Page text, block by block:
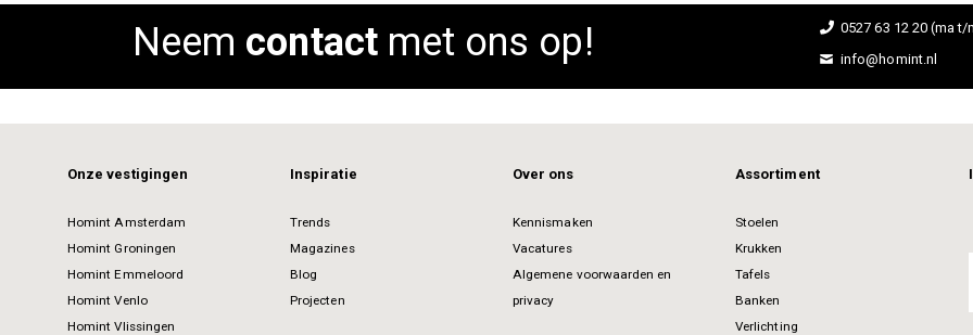
Neem contactmet ons op!
0527 63 12 20 (ma t/
info@homint.nl
Onze vestigingen
Homint Amsterdam
Homint Groningen
Homint Emmeloord
Homint Venlo
Homint Vlissingen
Inspiratie
Trends
Magazines
Blog
Projecten
Over ons
Kennismaken
Vacatures
Algemene voorwaarden en
privacy
Assortiment
Stoelen
Krukken
Tafels
Banken
Verlichting